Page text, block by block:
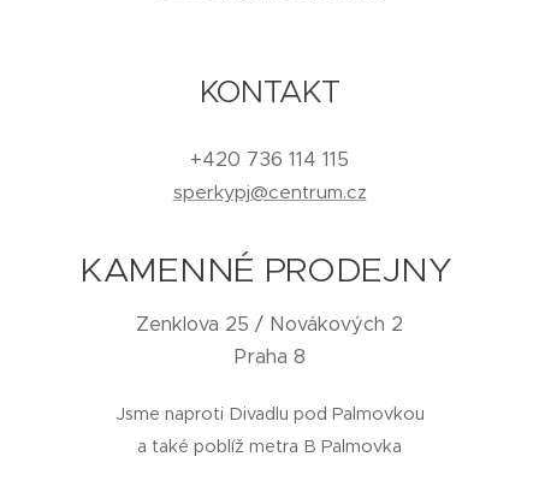
KONTAKT
+420 736 114 115
sperkypj@centrum.cz
KAMENNÉ PRODEJNY
Zenklova 25 / Novákových 2
Praha 8
Jsme naproti Divadlu pod Palmovkou
a také poblíž metra B Palmovka